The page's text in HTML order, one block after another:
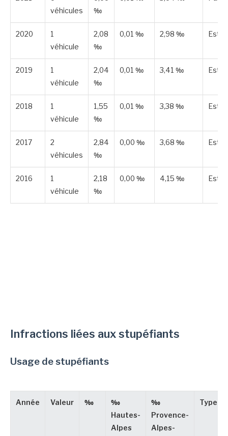
véhicules
‰
2020
1
véhicule
2,08
‰
0,01 ‰ 2,98 ‰
2019
1
véhicule
2,04
‰
0,01 ‰ 3,41 ‰
2018
1
véhicule
1,55
‰
0,01 ‰ 3,38 ‰
2017
2
véhicules
2,84
‰
0,00 ‰ 3,68 ‰
2016
1
véhicule
2,18
‰
0,00 ‰ 4,15 ‰
Infractions liées aux stupéfiants
Usage de stupéfiants
Année Valeur ‰
‰
Hautes-
Alpes
‰
Provence-
Alpes-
Type